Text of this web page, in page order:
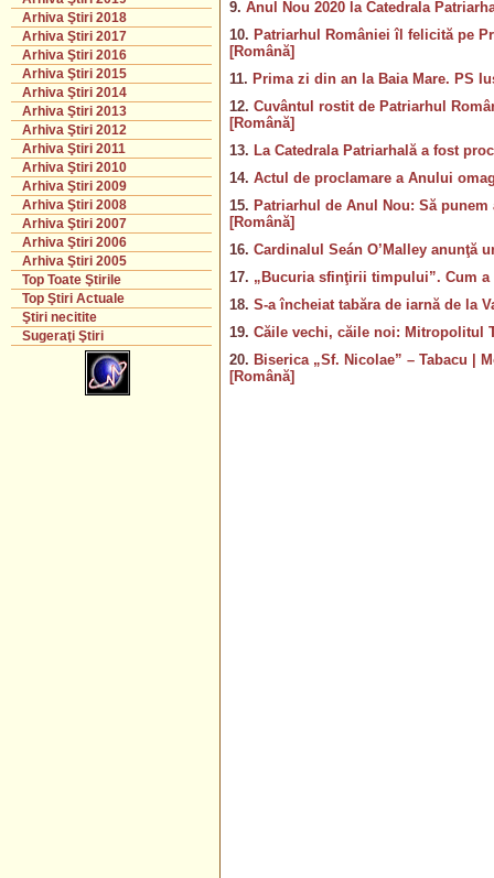
Arhiva Ştiri 2018
Arhiva Ştiri 2017
Arhiva Ştiri 2016
Arhiva Ştiri 2015
Arhiva Ştiri 2014
Arhiva Ştiri 2013
Arhiva Ştiri 2012
Arhiva Ştiri 2011
Arhiva Ştiri 2010
Arhiva Ştiri 2009
Arhiva Ştiri 2008
Arhiva Ştiri 2007
Arhiva Ştiri 2006
Arhiva Ştiri 2005
Top Toate Ştirile
Top Ştiri Actuale
Ştiri necitite
Sugeraţi Ştiri
9. Anul Nou 2020 la Catedrala
10. Patriarhul României îl felicită pe
[Română]
11. Prima zi din an la Baia Mare. PS
12. Cuvântul rostit de Patriarhul
[Română]
13. La Catedrala Patriarhală a fost
14. Actul de proclamare a Anului
15. Patriarhul de Anul Nou: Să
[Română]
16. Cardinalul Seán O’Malley anunţă
17. „Bucuria sfinţirii timpului”. Cum a
18. S-a încheiat tabăra de iarnă de la
19. Căile vechi, căile noi: Mitropolitul
20. Biserica „Sf. Nicolae” – Tabacu |
[Română]